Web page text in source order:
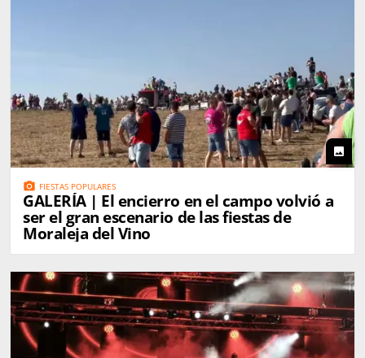
photo
photo_camera FIESTAS POPULARES
GALERÍA | El encierro en el campo volvió a
ser el gran escenario de las fiestas de
Moraleja del Vino